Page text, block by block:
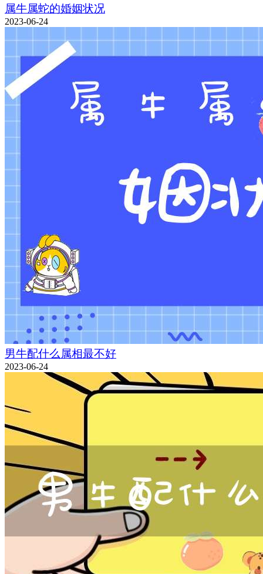
属牛属蛇的婚姻状况
2023-06-24
男牛配什么属相最不好
2023-06-24